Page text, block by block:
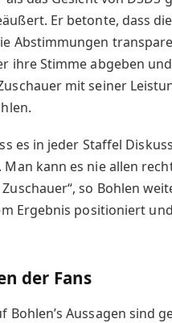
Er betonte, dass
Abstimmungen
ihre Stimme abgeben
mit seiner
es in jeder Staffel
Man kann es nie allen
so Bohlen
Ergebnis positioniert
der Fans
Bohlen’s Aussagen sind